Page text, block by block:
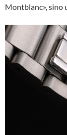
Montblanc», sino